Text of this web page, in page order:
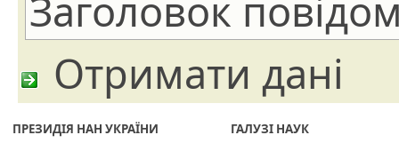
Отримати дані
ПРЕЗИДІЯ НАН УКРАЇНИ ГАЛУЗІ НАУК